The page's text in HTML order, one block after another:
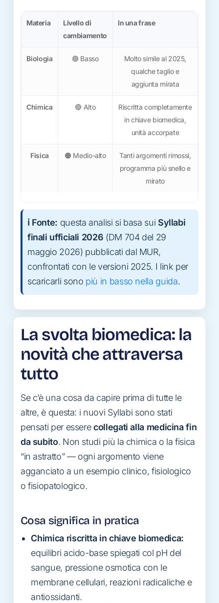
Materia
Livello di
cambiamento
In una frase
Biologia 🟢 Basso
Molto simile al 2025,
qualche taglio e
aggiunta mirata
Chimica 🔴 Alto
Riscritta completamente
in chiave biomedica,
unità accorpate
Fisica 🟠 Medio-alto
Tanti argomenti rimossi,
programma più snello e
mirato
ℹ️ Fonte: questa analisi si basa sui Syllabi
finali ufficiali 2026 (DM 704 del 29
maggio 2026) pubblicati dal MUR,
confrontati con le versioni 2025. I link per
scaricarli sono più in basso nella guida.
La svolta biomedica: la
novità che attraversa
tutto
Se c’è una cosa da capire prima di tutte le
altre, è questa: i nuovi Syllabi sono stati
pensati per esserecollegati alla medicina fin
da subito. Non studi più la chimica o la fisica
“in astratto” — ogni argomento viene
agganciato a un esempio clinico, fisiologico
o fisiopatologico.
Cosa significa in pratica
Chimica riscritta in chiave biomedica:
equilibri acido-base spiegati col pH del
sangue, pressione osmotica con le
membrane cellulari, reazioni radicaliche e
antiossidanti.